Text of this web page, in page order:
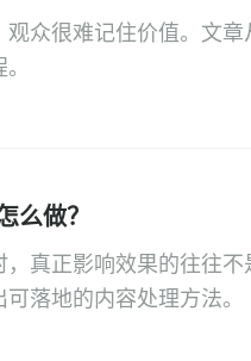
众很难记住价值。文
么做？
真正影响效果的往往
落地的内容处理方法。